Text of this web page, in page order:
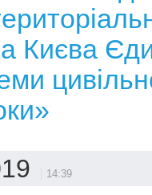
Києва
14:39